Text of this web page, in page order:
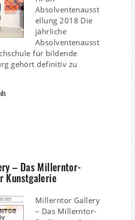
Absolventenausst
ellung 2018 Die
jährliche
Absolventenausst
für bildende
gehört definitiv zu
– Das Millerntor-
Kunstgalerie
Millerntor Gallery
– Das Millerntor-